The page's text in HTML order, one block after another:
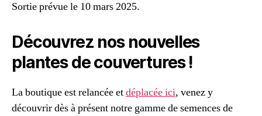
Sortie prévue le 10 mars 2025.
Découvrez nos nouvelles
plantes de couvertures !
La boutique est relancée etdéplacée ici, venez y
découvrir dès à présent notre gamme de semences de